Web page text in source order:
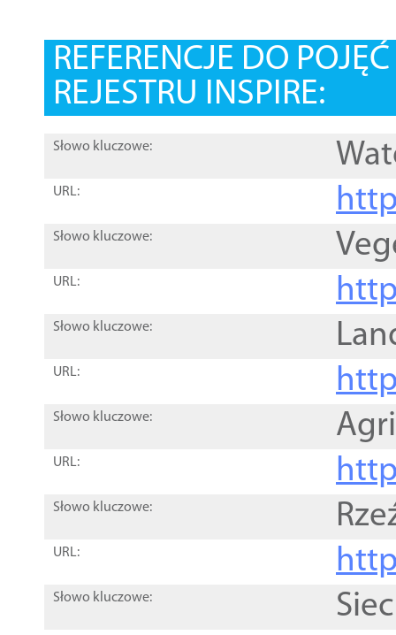
REFERENCJE DO
REJESTRU INSPIRE:
Słowo kluczowe:
URL:
Słowo kluczowe:
URL:
Słowo kluczowe:
URL:
Słowo kluczowe:
URL:
Słowo kluczowe:
URL:
Słowo kluczowe: